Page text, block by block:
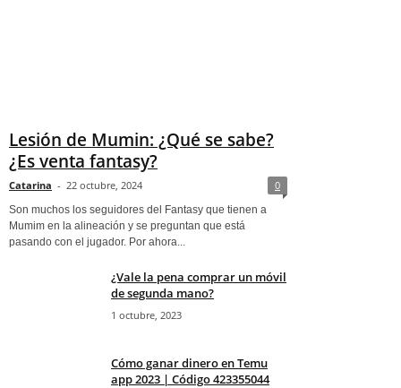
Lesión de Mumin: ¿Qué se sabe?
¿Es venta fantasy?
Catarina - 22 octubre, 2024 0
Son muchos los seguidores del Fantasy que tienen a
Mumim en la alineación y se preguntan que está
pasando con el jugador. Por ahora...
¿Vale la pena comprar un móvil
de segunda mano?
1 octubre, 2023
Cómo ganar dinero en Temu
app 2023 | Código 423355044